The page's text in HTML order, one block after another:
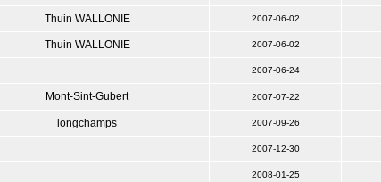
Thuin WALLONIE 2007-06-02
Thuin WALLONIE 2007-06-02
2007-06-24
Mont-Sint-Gubert 2007-07-22
longchamps 2007-09-26
2007-12-30
2008-01-25